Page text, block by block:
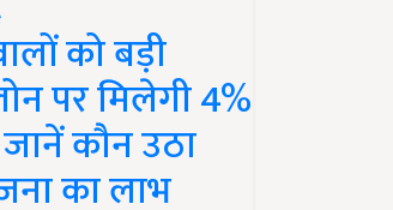
को बड़ी
पर मिलेगी 4%
कौन उठा
का लाभ